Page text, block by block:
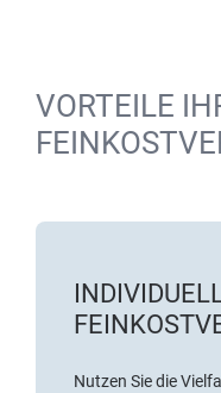
VORTEILE
Nutzen Sie die